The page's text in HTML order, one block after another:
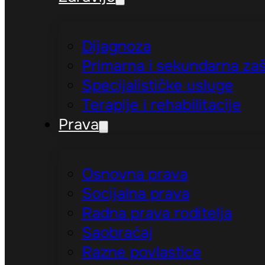
Dijagnoza
Primarna i sekundarna
Specijalističke usluge
Terapije i rehabilitacije
Prava
Osnovna prava
Socijalna prava
Radna prava roditelja
Saobraćaj
Razne povlastice